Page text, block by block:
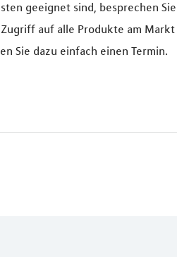
geeignet sind, besprechen
auf alle Produkte am
Sie dazu einfach einen Termin.